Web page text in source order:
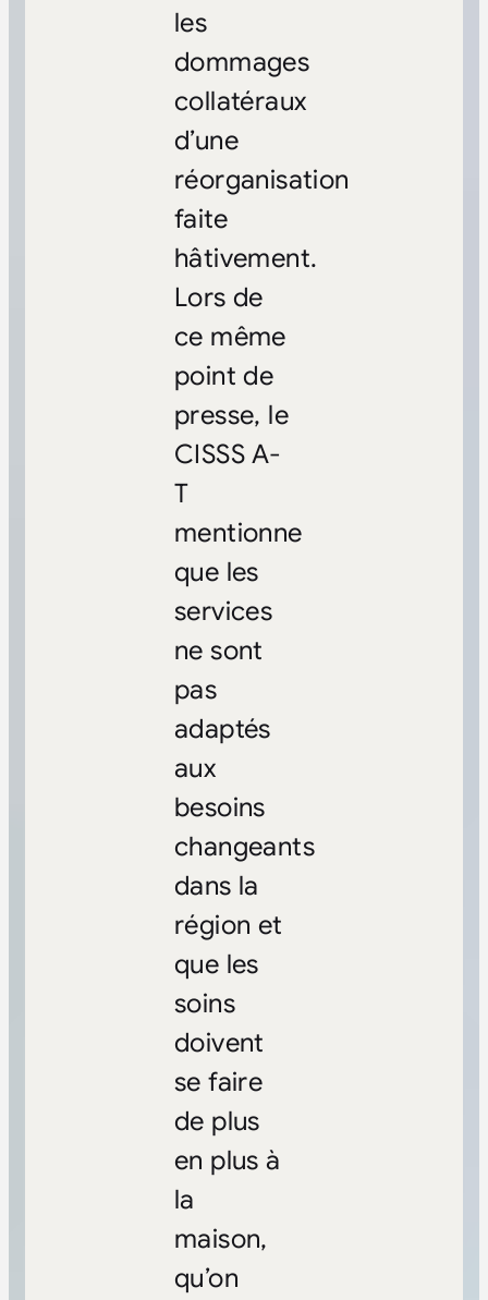
les
dommages
collatéraux
d’une
réorganisation
faite
hâtivement.
Lors de
ce même
point de
presse, le
CISSS A-
T
mentionne
que les
services
ne sont
pas
adaptés
aux
besoins
changeants
dans la
région et
que les
soins
doivent
se faire
de plus
en plus à
la
maison,
qu’on